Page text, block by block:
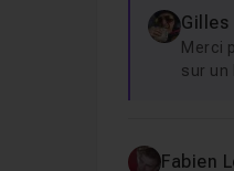
Leçon 8Gilles
Merci
sur un
Fabien